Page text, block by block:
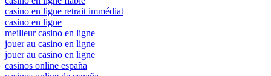
casino en ligne retrait immédiat
casino en ligne
meilleur casino en ligne
jouer au casino en ligne
jouer au casino en ligne
casinos online españa